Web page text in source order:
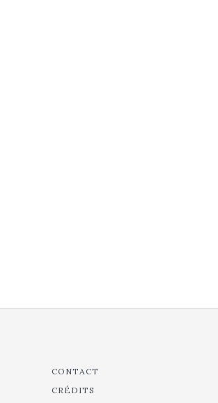
CONTACT
CRÉDITS